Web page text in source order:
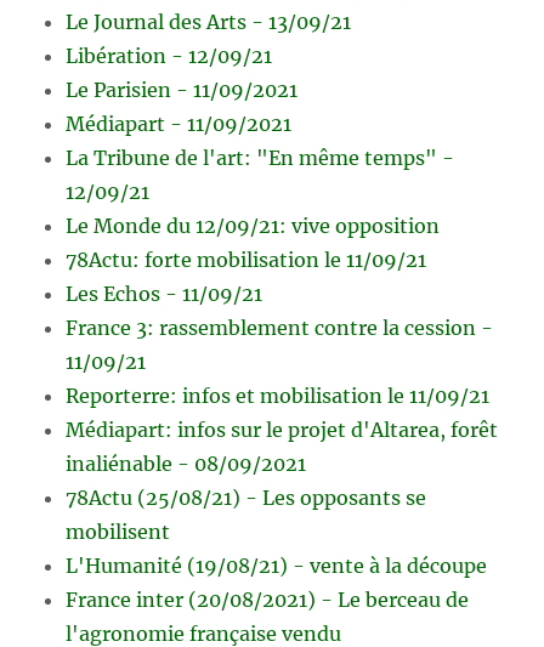
Le Journal des Arts - 13/09/21
Libération - 12/09/21
Le Parisien - 11/09/2021
Médiapart - 11/09/2021
La Tribune de l'art: "En même temps" -
12/09/21
Le Monde du 12/09/21: vive opposition
78Actu: forte mobilisation le 11/09/21
Les Echos - 11/09/21
France 3: rassemblement contre la cession -
11/09/21
Reporterre: infos et mobilisation le 11/09/21
Médiapart: infos sur le projet d'Altarea, forêt
inaliénable - 08/09/2021
78Actu (25/08/21) - Les opposants se
mobilisent
L'Humanité (19/08/21) - vente à la découpe
France inter (20/08/2021) - Le berceau de
l'agronomie française vendu